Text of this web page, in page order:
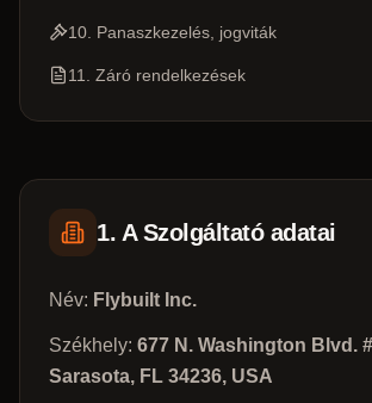
10. Panaszkezelés, jogviták
11. Záró rendelkezések
1. A Szolgáltató adatai
Név: Flybuilt Inc.
Székhely: 677 N. Washington Blvd.
Sarasota, FL 34236, USA